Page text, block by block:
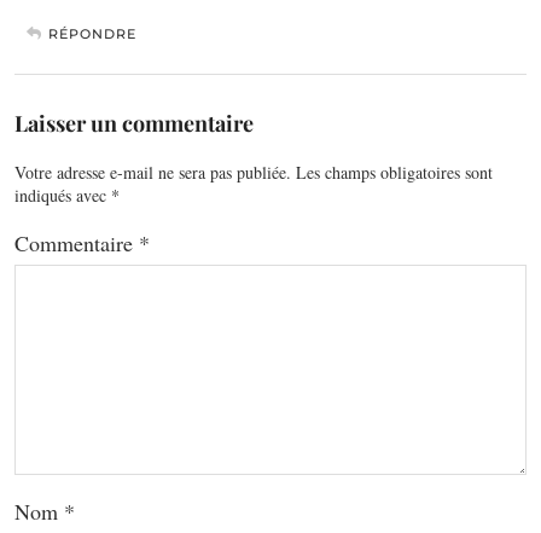
RÉPONDRE
Laisser un commentaire
Votre adresse e-mail ne sera pas publiée. Les champs obligatoires sont
indiqués avec *
Commentaire *
Nom *